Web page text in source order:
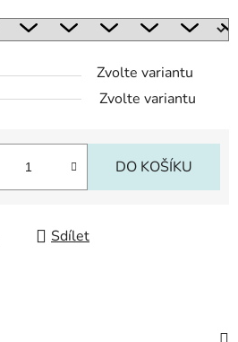
Zvolte variantu
Zvolte variantu
DO KOŠÍKU
Sdílet